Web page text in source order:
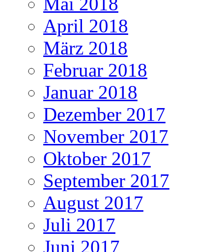
April 2018
März 2018
Februar 2018
Januar 2018
Dezember 2017
November 2017
Oktober 2017
September 2017
August 2017
Juli 2017
Juni 2017